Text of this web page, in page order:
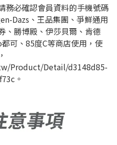
務必確認會員資料的手機號碼
Dazs、王品集團、爭鮮通用
、勝博殿、伊莎貝爾、肯德
可、85度C等商店使用，使
Product/Detail/d3148d85-
。